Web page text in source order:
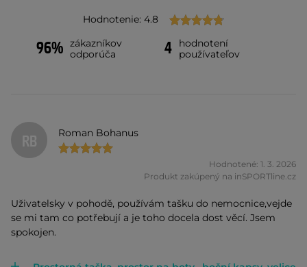
Hodnotenie: 4.8
96% zákazníkov
odporúča
4
hodnotení
používateľov
RB Roman Bohanus
Hodnotené: 1. 3. 2026
Produkt zakúpený na inSPORTline.cz
Uživatelsky v pohodě, používám tašku do nemocnice,vejde
se mi tam co potřebují a je toho docela dost věcí. Jsem
spokojen.